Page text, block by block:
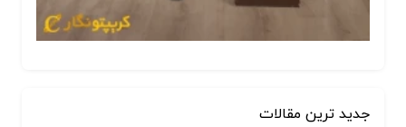
جدید ترین مقالات